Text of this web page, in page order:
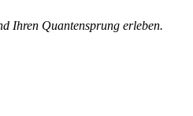
Ihren Quantensprung erleben.